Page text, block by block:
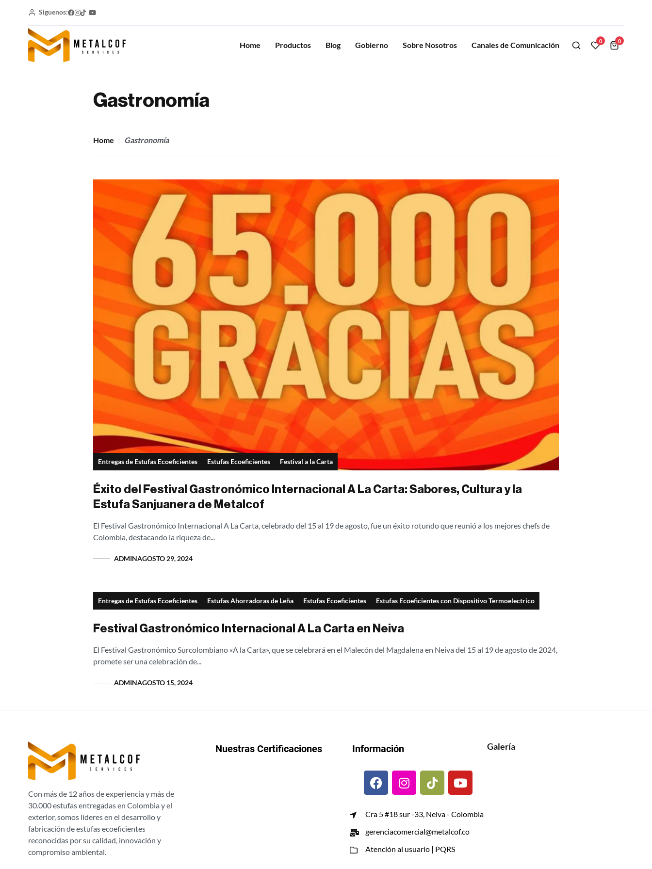
Siguenos:
Home Productos Blog Gobierno Sobre Nosotros Canales de Comunicación 0 0
Gastronomía
Home Gastronomía
Entregas de Estufas Ecoeficientes Estufas Ecoeficientes Festival a la Carta
Éxito del Festival Gastronómico Internacional A La Carta: Sabores, Cultura y la
Estufa Sanjuanera de Metalcof
El Festival Gastronómico Internacional A La Carta, celebrado del 15 al 19 de agosto, fue un éxito rotundo que reunió a los mejores chefs de
Colombia, destacando la riqueza de...
ADMINAGOSTO 29, 2024
Entregas de Estufas Ecoeficientes Estufas Ahorradoras de Leña Estufas Ecoeficientes Estufas Ecoeficientes con Dispositivo Termoelectrico
Festival Gastronómico Internacional A La Carta en Neiva
El Festival Gastronómico Surcolombiano «A la Carta», que se celebrará en el Malecón del Magdalena en Neiva del 15 al 19 de agosto de 2024,
promete ser una celebración de...
ADMINAGOSTO 15, 2024
Con más de 12 años de experiencia y más de
30.000 estufas entregadas en Colombia y el
exterior, somos líderes en el desarrollo y
fabricación de estufas ecoeficientes
reconocidas por su calidad, innovación y
compromiso ambiental.
Nuestras Certificaciones Información
Cra 5 #18 sur -33, Neiva - Colombia
gerenciacomercial@metalcof.co
Atención al usuario | PQRS
Galería